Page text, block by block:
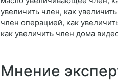
увеличить член, как
член операцией, как
как увеличить член дома
Мнение